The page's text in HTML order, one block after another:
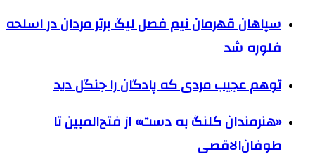
سپاهان قهرمان نیم فصل لیگ برتر مردان در اسلحه
فلوره شد
توهم عجیب مردی که پادگان را جنگل دید
«هنرمندان کلنگ به دست» از فتح‌المبین تا
طوفان‌الاقصی